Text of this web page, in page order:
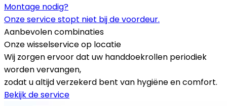
Montage nodig?
Onze service stopt niet bij de voordeur.
Aanbevolen combinaties
Onze wisselservice op locatie
Wij zorgen ervoor dat uw handdoekrollen periodiek
worden vervangen,
zodat u altijd verzekerd bent van hygiëne en comfort.
Bekijk de service